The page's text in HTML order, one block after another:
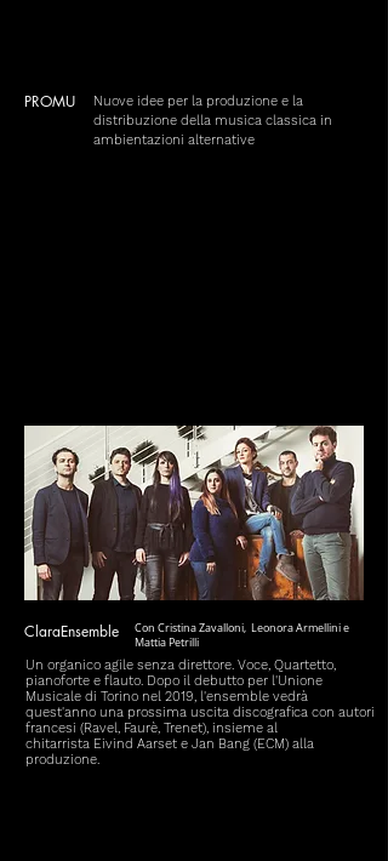
PROMU
Nuove idee per la produzione e la
distribuzione della musica classica in
ambientazioni alternative
ClaraEnsemble
Con Cristina Zavalloni, Leonora Armellini e
Mattia Petrilli
Un organico agile senza direttore. Voce, Quartetto,
pianoforte e flauto. Dopo il debutto per l'Unione
Musicale di Torino nel 2019, l'ensemble vedrà
quest'anno una prossima uscita discografica con autori
francesi (Ravel, Faurè, Trenet), insieme al
chitarrista Eivind Aarset e Jan Bang (ECM) alla
produzione.